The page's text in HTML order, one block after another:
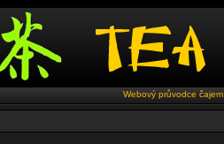
Webový průvodce